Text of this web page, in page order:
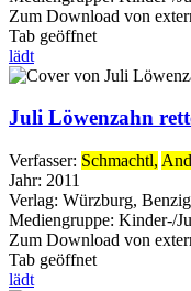
Zum Download von
Tab geöffnet
lädt
Juli Löwenzahn
Verfasser: Schmachtl,
Jahr: 2011
Verlag: Würzburg,
Mediengruppe: Kinder-/
Zum Download von
Tab geöffnet
lädt